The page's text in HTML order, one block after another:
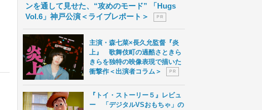
ンを通して見せた、“攻めのモード” 「Hugs
Vol.6」神戸公演＜ライブレポート＞
P R
主演・森七菜×長久允監督『炎
上』 歌舞伎町の過酷さときら
きらを独特の映像表現で描いた
衝撃作＜出演者コラム＞
P R
『トイ・ストーリー５』レビュ
ー 「デジタルVSおもちゃ」の